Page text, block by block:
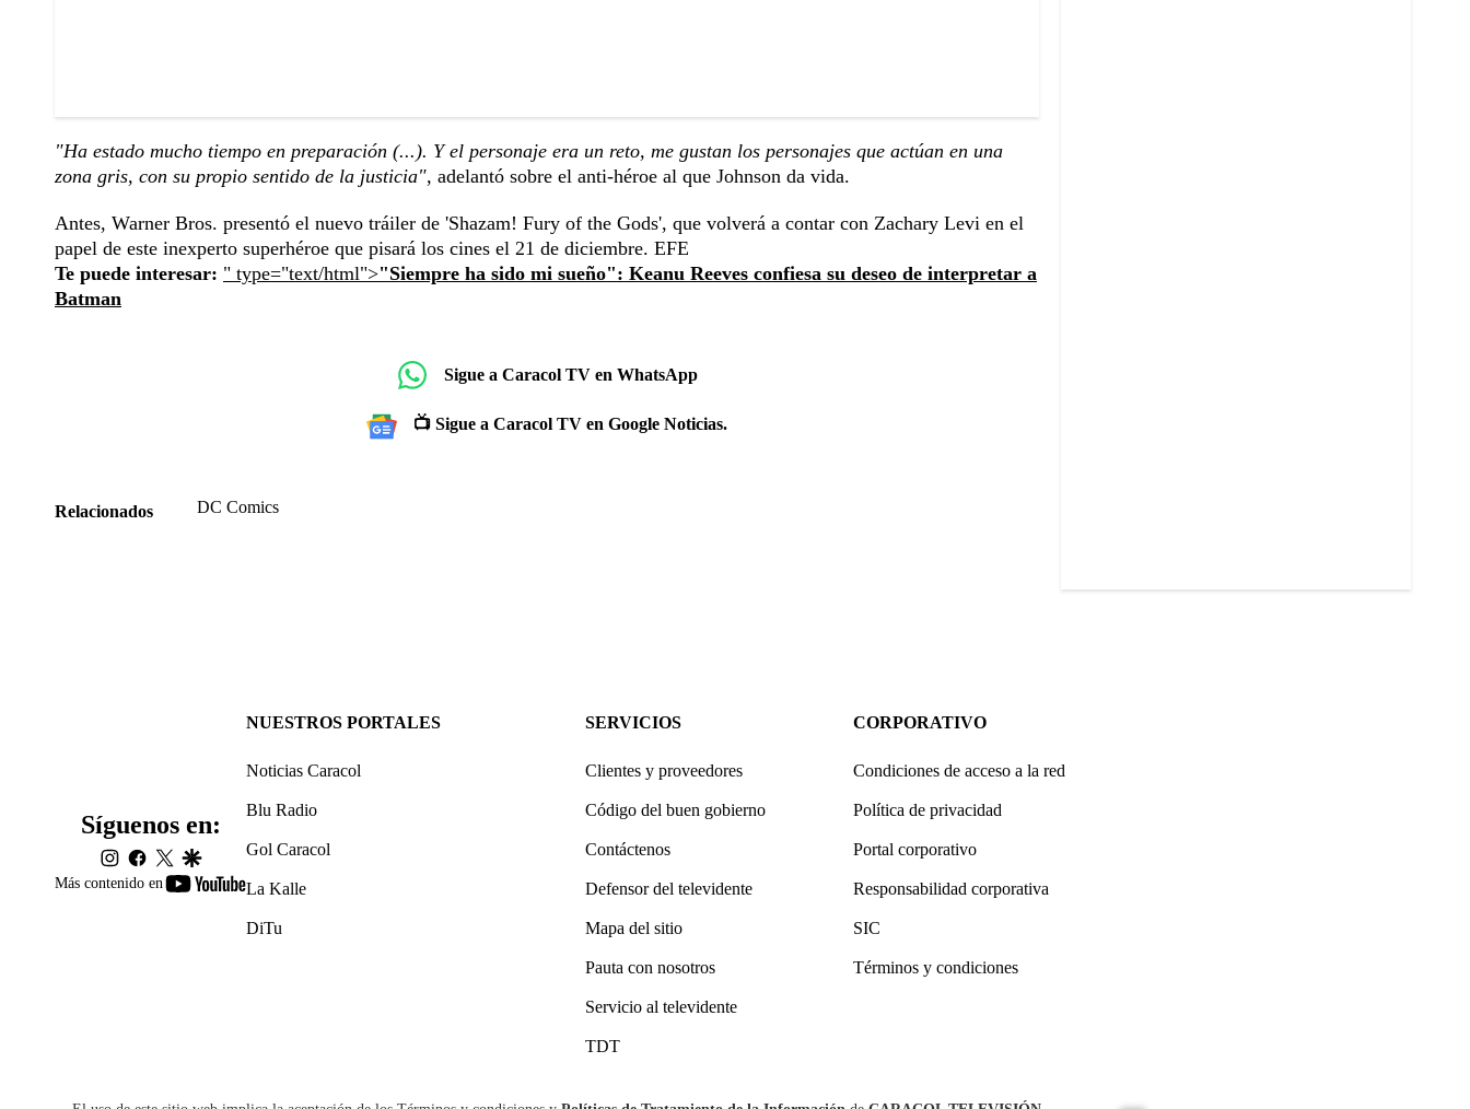
"Ha estado mucho tiempo en preparación (...). Y el personaje era un reto, me gustan los personajes que actúan en una
zona gris, con su propio sentido de la justicia", adelantó sobre el anti-héroe al que Johnson da vida.
Antes, Warner Bros. presentó el nuevo tráiler de 'Shazam! Fury of the Gods', que volverá a contar con Zachary Levi en el
papel de este inexperto superhéroe que pisará los cines el 21 de diciembre. EFE
Te puede interesar: " type="text/html">"Siempre ha sido mi sueño": Keanu Reeves confiesa su deseo de interpretar a
Batman
Sigue a Caracol TV en WhatsApp
📺 Sigue a Caracol TV en Google Noticias.
Relacionados DC Comics
Más contenido en
youtube-
Síguenos en:
instagram
facebook
twittergoogle
NUESTROS PORTALES
Noticias Caracol
Blu Radio
Gol Caracol
La Kalle
DiTu
SERVICIOS
Clientes y proveedores
Código del buen gobierno
Contáctenos
Defensor del televidente
Mapa del sitio
Pauta con nosotros
Servicio al televidente
TDT
CORPORATIVO
Condiciones de acceso a la red
Política de privacidad
Portal corporativo
Responsabilidad corporativa
SIC
Términos y condiciones